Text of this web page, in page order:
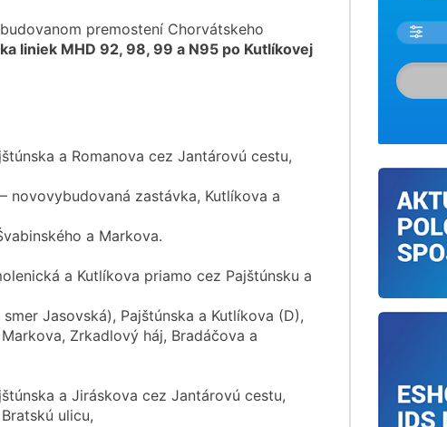
premostení Chorvátskeho
liniek MHD 92, 98, 99 a N95 po Kutlíkovej
a Romanova cez Jantárovú cestu,
novovybudovaná zastávka, Kutlíkova a
a Markova.
a Kutlíkova priamo cez Pajštúnsku a
Jasovská), Pajštúnska a Kutlíkova (D),
Zrkadlový háj, Bradáčova a
a Jiráskova cez Jantárovú cestu,
ulicu,